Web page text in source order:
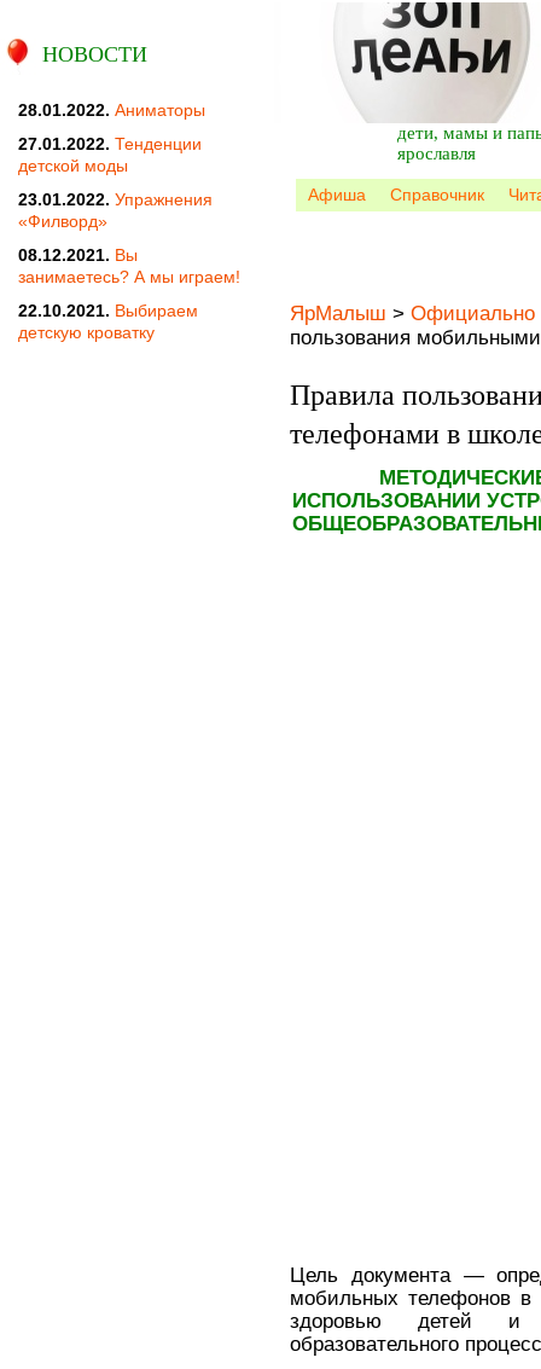
НОВОСТИ
28.01.2022. Аниматоры
27.01.2022. Тенденции
детской моды
23.01.2022. Упражнения
«Филворд»
08.12.2021. Вы
занимаетесь? А мы играем!
22.10.2021. Выбираем
детскую кроватку
дети, мамы и
ярославля
Афиша Справочник
ЯрМалыш > Официально
пользования
Правила
телефонами в
ИСПОЛЬЗОВАНИИ
Цель документа —
мобильных телефонов
здоровью детей и
образовательного